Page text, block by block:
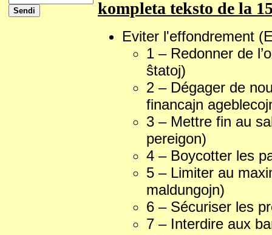
kompleta teksto de la
Eviter l'effondrement
1 – Redonner de
ŝtatoj)
2 – Dégager de
financajn
3 – Mettre fin au
pereigon)
4 – Boycotter les
5 – Limiter au
maldungojn)
6 – Sécuriser les
7 – Interdire aux